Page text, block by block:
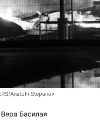
Anatolii Stepanov
Вера Басилая